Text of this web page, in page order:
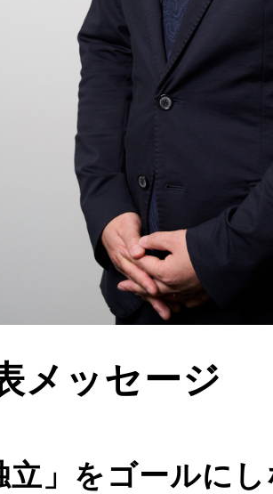
メッセージ
立」をゴールに